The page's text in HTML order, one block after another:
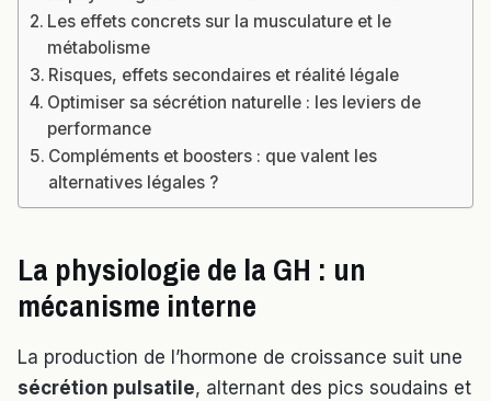
Les effets concrets sur la musculature et le
métabolisme
Risques, effets secondaires et réalité légale
Optimiser sa sécrétion naturelle : les leviers de
performance
Compléments et boosters : que valent les
alternatives légales ?
La physiologie de la GH : un
mécanisme interne
La production de l’hormone de croissance suit une
sécrétion pulsatile, alternant des pics soudains et